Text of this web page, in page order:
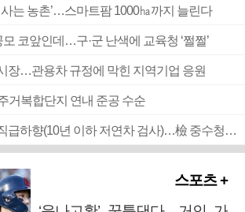
사는 농촌’…스마트팜 1000㏊까지 늘린다
코앞인데…구·군 난색에 교육청 ‘쩔쩔’
장…관용차 규정에 막힌 지역기업 응원
거복합단지 연내 준공 수순
■ 검사 신분 버리고 직급하향(10년 이하 저연차 검사)…檢 중수청행 기피
스포츠 +